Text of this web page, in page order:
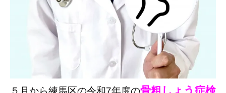
５月から練馬区の令和7年度の骨粗しょう症検